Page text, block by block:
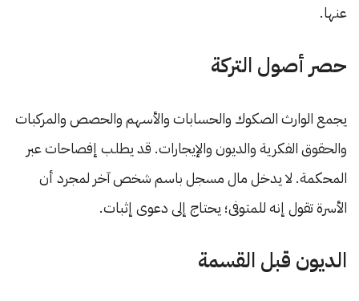
عنها.
حصر أصول التركة
يجمع الوارث الصكوك والحسابات والأسهم والحصص والمركبات
والحقوق الفكرية والديون والإيجارات. قد يطلب إفصاحات عبر
المحكمة. لا يدخل مال مسجل باسم شخص آخر لمجرد أن
الأسرة تقول إنه للمتوفى؛ يحتاج إلى دعوى إثبات.
الديون قبل القسمة